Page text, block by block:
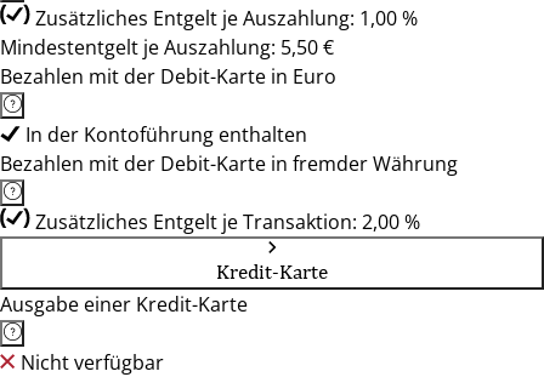
Zusätzliches Entgelt je Auszahlung: 1,00 %
Mindestentgelt je Auszahlung: 5,50 €
Bezahlen mit der Debit-Karte in Euro
In der Kontoführung enthalten
Bezahlen mit der Debit-Karte in fremder Währung
Zusätzliches Entgelt je Transaktion: 2,00 %
Kredit-Karte
Ausgabe einer Kredit-Karte
Nicht verfügbar